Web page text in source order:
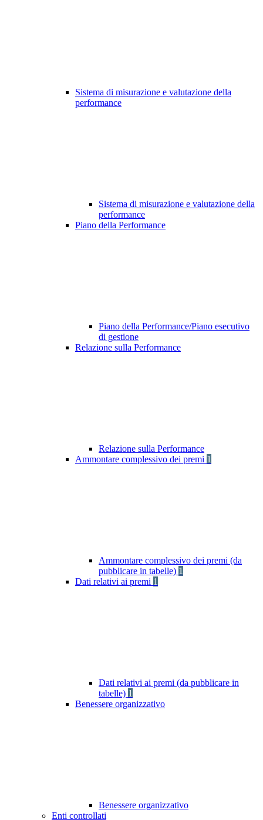
Sistema di misurazione e valutazione della
performance
Sistema di misurazione e valutazione della
performance
Piano della Performance
Piano della Performance/Piano esecutivo
di gestione
Relazione sulla Performance
Relazione sulla Performance
Ammontare complessivo dei premi 1
Ammontare complessivo dei premi (da
pubblicare in tabelle) 1
Dati relativi ai premi 1
Dati relativi ai premi (da pubblicare in
tabelle) 1
Benessere organizzativo
Benessere organizzativo
Enti controllati